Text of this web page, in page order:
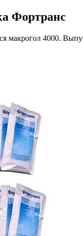
Фортранс
4000.